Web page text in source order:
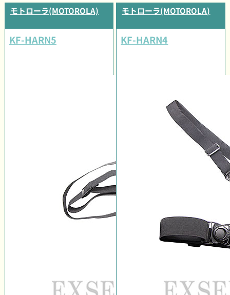
モトローラ(MOTOROLA)
KF-HARN5
モトローラ(MOTOROLA)
KF-HARN4